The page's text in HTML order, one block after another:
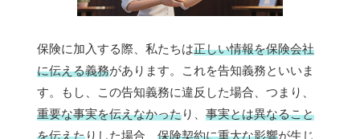
保険に加入する際、私たちは正しい情報を保険会社
に伝える義務があります。これを告知義務といいま
す。もし、この告知義務に違反した場合、つまり、
重要な事実を伝えなかったり、 事実とは異なること
を伝えたりした場合、 保険契約に重大な影響が生じ